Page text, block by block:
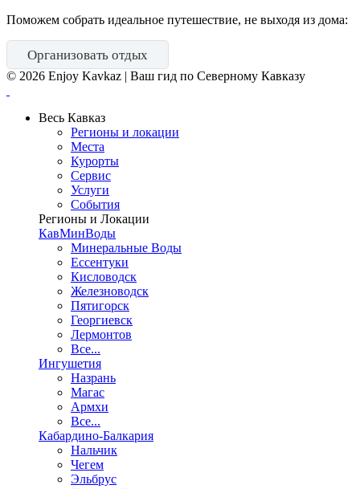
Поможем собрать идеальное путешествие, не выходя из дома:
Организовать отдых
© 2026 Enjoy Kavkaz | Ваш гид по Северному Кавказу
Весь Кавказ
Регионы и локации
Места
Курорты
Сервис
Услуги
События
Регионы и Локации
КавМинВоды
Минеральные Воды
Ессентуки
Кисловодск
Железноводск
Пятигорск
Георгиевск
Лермонтов
Все...
Ингушетия
Назрань
Магас
Армхи
Все...
Кабардино-Балкария
Нальчик
Чегем
Эльбрус